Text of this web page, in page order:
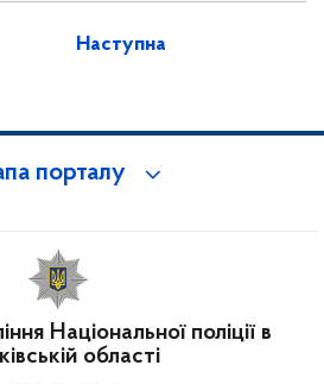
Наступна
порталу
Національної поліції в
області